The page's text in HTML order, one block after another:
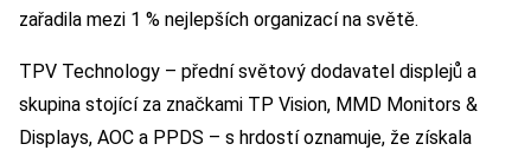
zařadila mezi 1 % nejlepších organizací na světě.
TPV Technology – přední světový dodavatel displejů a
skupina stojící za značkami TP Vision, MMD Monitors &
Displays, AOC a PPDS – s hrdostí oznamuje, že získala